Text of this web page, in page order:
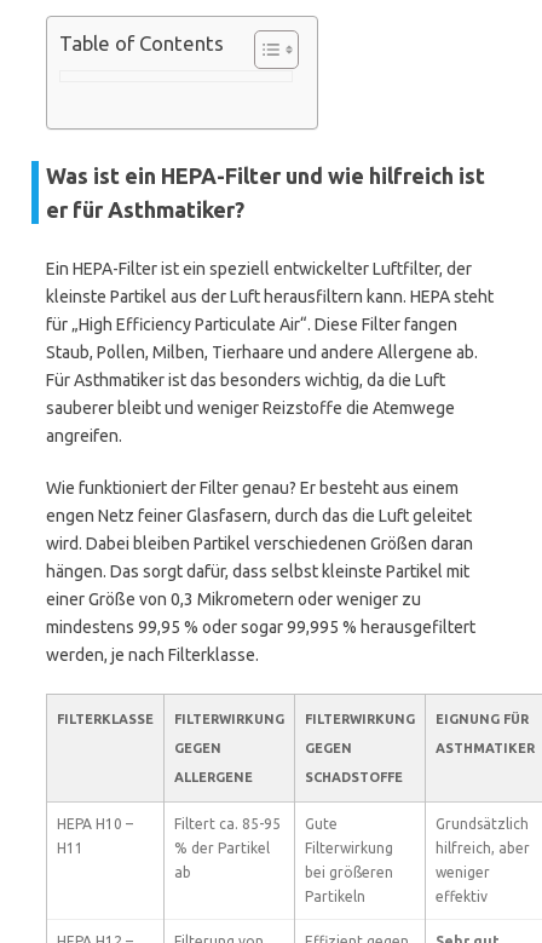
Table of Contents
Was ist ein HEPA-Filter und wie hilfreich ist
er für Asthmatiker?
Ein HEPA-Filter ist ein speziell entwickelter Luftfilter, der
kleinste Partikel aus der Luft herausfiltern kann. HEPA steht
für „High Efficiency Particulate Air“. Diese Filter fangen
Staub, Pollen, Milben, Tierhaare und andere Allergene ab.
Für Asthmatiker ist das besonders wichtig, da die Luft
sauberer bleibt und weniger Reizstoffe die Atemwege
angreifen.
Wie funktioniert der Filter genau? Er besteht aus einem
engen Netz feiner Glasfasern, durch das die Luft geleitet
wird. Dabei bleiben Partikel verschiedenen Größen daran
hängen. Das sorgt dafür, dass selbst kleinste Partikel mit
einer Größe von 0,3 Mikrometern oder weniger zu
mindestens 99,95 % oder sogar 99,995 % herausgefiltert
werden, je nach Filterklasse.
FILTERKLASSE
FILTERWIRKUNG
GEGEN
ALLERGENE
FILTERWIRKUNG
GEGEN
SCHADSTOFFE
EIGNUNG FÜR
ASTHMATIKER
HEPA H10 –
H11
Filtert ca. 85-95
% der Partikel
ab
Gute
Filterwirkung
bei größeren
Partikeln
Grundsätzlich
hilfreich, aber
weniger
effektiv